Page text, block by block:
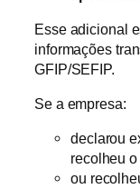
Esse adicional
informações
GFIP/SEFIP.
Se a empresa:
declarou
recolheu
ou